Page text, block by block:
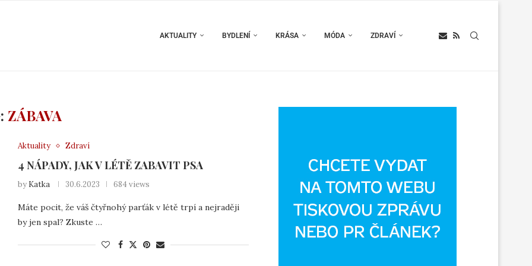
AKTUALITY BYDLENÍ KRÁSA MÓDA ZDRAVÍ
ZÁBAVA
Aktuality Zdraví
4 NÁPADY, JAK V LÉTĚ ZABAVIT PSA
by Katka 30.6.2023 684 views
Máte pocit, že váš čtyřnohý parťák v létě trpí a nejraději
by jen spal? Zkuste …